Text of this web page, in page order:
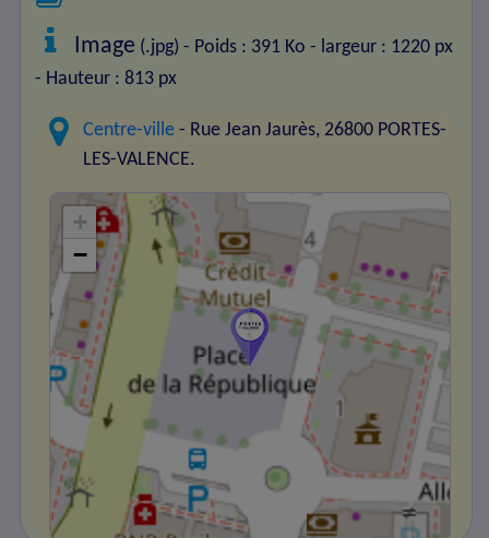
Image (.jpg) - Poids : 391 Ko - largeur : 1220 px
- Hauteur : 813 px
Centre-ville - Rue Jean Jaurès, 26800 PORTES-
LES-VALENCE.
+
−